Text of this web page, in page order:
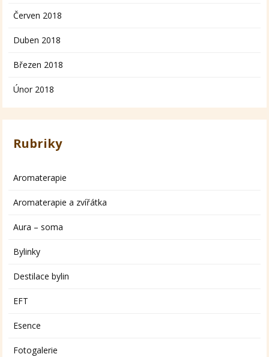
Červen 2018
Duben 2018
Březen 2018
Únor 2018
Rubriky
Aromaterapie
Aromaterapie a zvířátka
Aura – soma
Bylinky
Destilace bylin
EFT
Esence
Fotogalerie